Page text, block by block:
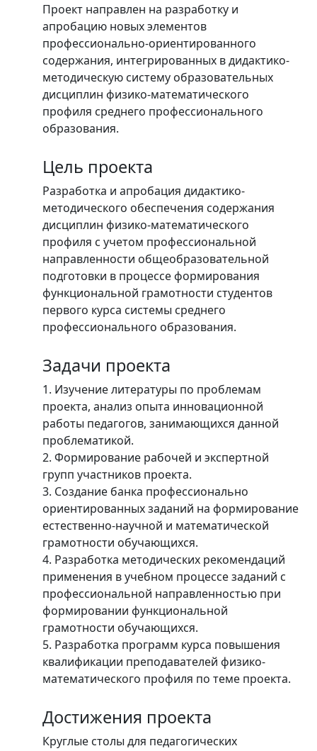
Проект направлен на разработку и
апробацию новых элементов
профессионально-ориентированного
содержания, интегрированных в дидактико-
методическую систему образовательных
дисциплин физико-математического
профиля среднего профессионального
образования.
Цель проекта
Разработка и апробация дидактико-
методического обеспечения содержания
дисциплин физико-математического
профиля с учетом профессиональной
направленности общеобразовательной
подготовки в процессе формирования
функциональной грамотности студентов
первого курса системы среднего
профессионального образования.
Задачи проекта
1. Изучение литературы по проблемам
проекта, анализ опыта инновационной
работы педагогов, занимающихся данной
проблематикой.
2. Формирование рабочей и экспертной
групп участников проекта.
3. Создание банка профессионально
ориентированных заданий на формирование
естественно-научной и математической
грамотности обучающихся.
4. Разработка методических рекомендаций
применения в учебном процессе заданий с
профессиональной направленностью при
формировании функциональной
грамотности обучающихся.
5. Разработка программ курса повышения
квалификации преподавателей физико-
математического профиля по теме проекта.
Достижения проекта
Круглые столы для педагогических